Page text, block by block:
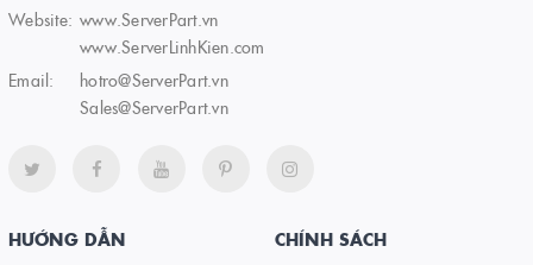
Website: www.ServerPart.vn
www.ServerLinhKien.com
Email:
hotro@ServerPart.vn
Sales@ServerPart.vn
HƯỚNG DẪN CHÍNH SÁCH